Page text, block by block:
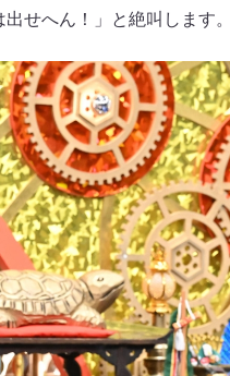
せへん！」と絶叫します。